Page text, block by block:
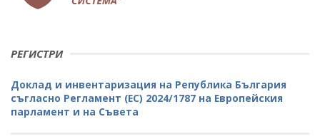
РЕГИСТРИ
Доклад и инвентаризация на Република България
съгласно Регламент (ЕС) 2024/1787 на Европейския
парламент и на Съвета